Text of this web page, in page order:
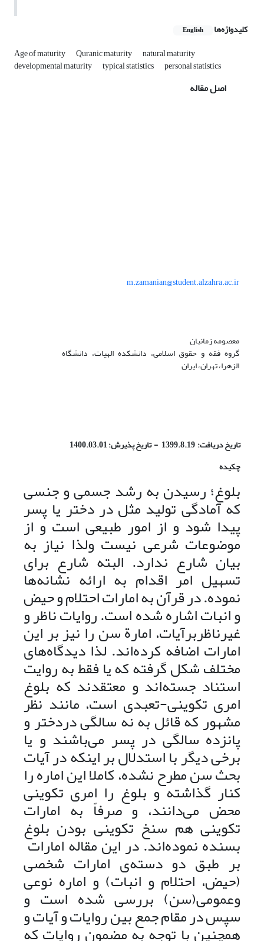
کلیدواژه‌ها English
Age of maturity Quranic maturity natural maturity
developmental maturity typical statistics personal statistics
اصل مقاله
m.zamanian@student.alzahra.ac.ir
معصومه زمانیان
گروه فقه و حقوق اسلامی، دانشکده الهیات، دانشگاه
الزهرا، تهران، ایران
تاریخ دریافت: 1399.8.19 - تاریخ پذیرش: 1400.03.01
چکیده
بلوغ؛ رسیدن به رشد جسمی ‌و جنسی
که آمادگی تولید مثل در دختر یا پسر
پیدا شود و از امور طبیعی است و از
موضوعات شرعی نیست ولذا نیاز به
بیان شارع ندارد. البته شارع برای
تسهیل امر اقدام به ارائه نشانه‌ها
نموده. در قرآن به امارات احتلام و حیض
و انبات اشاره شده است. روایات ناظر و
غیرناظربرآیات، امارة سن را نیز بر این
امارات اضافه کرده‌اند. لذا دیدگاه‌‌های
مختلف شکل گرفته که یا فقط به روایت
استناد جسته‌اند و معتقدند که بلوغ
امری تکوینی-تعبدی است، مانند نظر
مشهور که قائل به نه سالگی دردختر و
پانزده سالگی در پسر می‌‌باشند و یا
برخی دیگر با استدلال بر اینکه در آیات
بحث سن مطرح نشده، کاملا این اماره را
کنار گذاشته و بلوغ را امری تکوینی
محض می‌‌دانند، و صرفاً به امارات
تکوینی هم سنخ تکوینی بودن بلوغ
بسنده نموده‌اند. در این مقاله امارات
بر طبق دو دسته‌ی امارات شخصی
(حیض، احتلام و انبات) و اماره نوعی
وعمومی‌‌(سن) بررسی شده است و
سپس در مقام جمع بین روایات و آیات و
همچنین با توجه به مضمون روایات که